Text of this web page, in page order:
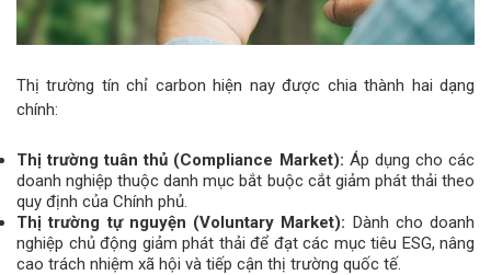
Thị trường tín chỉ carbon hiện nay được chia thành hai dạng
chính:
Thị trường tuân thủ (Compliance Market): Áp dụng cho các
doanh nghiệp thuộc danh mục bắt buộc cắt giảm phát thải theo
quy định của Chính phủ.
Thị trường tự nguyện (Voluntary Market): Dành cho doanh
nghiệp chủ động giảm phát thải để đạt các mục tiêu ESG, nâng
cao trách nhiệm xã hội và tiếp cận thị trường quốc tế.